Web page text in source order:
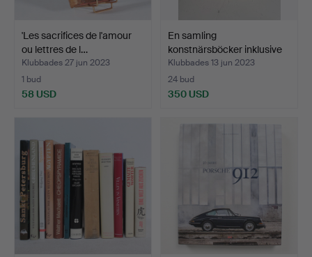
'Les sacrifices de l'amour
ou lettres de l…
Klubbades 27 jun 2023
1 bud
58 USD
En samling
konstnärsböcker inklusive
Gusta…
Klubbades 13 jun 2023
24 bud
350 USD